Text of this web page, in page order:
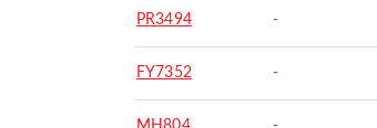
PR3494 -
FY7352 -